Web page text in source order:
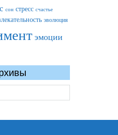
сон стресс счастье
эволюция
эмоции